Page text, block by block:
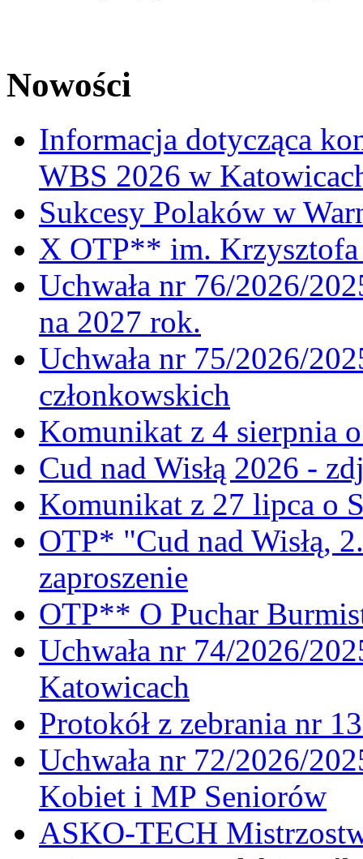
Nowości
Informacja dotycząca
WBS 2026 w
Sukcesy Polaków w
X OTP** im. Krzysztofa
Uchwała nr 76/2026/
na 2027 rok.
Uchwała nr 75/2026/
członkowskich
Komunikat z 4 sierpnia
Cud nad Wisłą 2026 -
Komunikat z 27 lipca o
OTP* "Cud nad Wisłą,
zaproszenie
OTP** O Puchar
Uchwała nr 74/2026/
Katowicach
Protokół z zebrania nr
Uchwała nr 72/2026/
Kobiet i MP Seniorów
ASKO-TECH